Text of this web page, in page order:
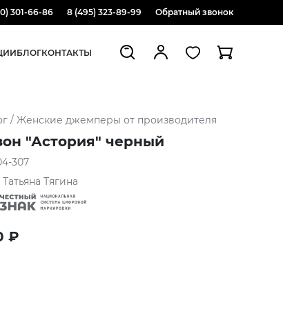
301-66-86 8 (495) 323-89-99 Обратный звонок
БЛОГКОНТАКТЫ
/ Женские джемперы от производителя
"Астория" черный
307
Татьяна Тягина
₽